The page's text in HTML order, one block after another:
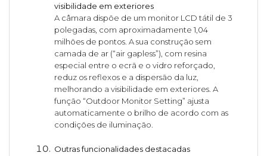
visibilidade em exteriores
A câmara dispõe de um monitor LCD tátil de 3
polegadas, com aproximadamente 1,04
milhões de pontos. A sua construção sem
camada de ar (“air gapless”), com resina
especial entre o ecrã e o vidro reforçado,
reduz os reflexos e a dispersão da luz,
melhorando a visibilidade em exteriores. A
função “Outdoor Monitor Setting” ajusta
automaticamente o brilho de acordo com as
condições de iluminação.
Outras funcionalidades destacadas